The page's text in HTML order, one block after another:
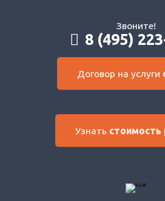
Звоните!
8 (495)
Договор на услуги
Узнать стоимость